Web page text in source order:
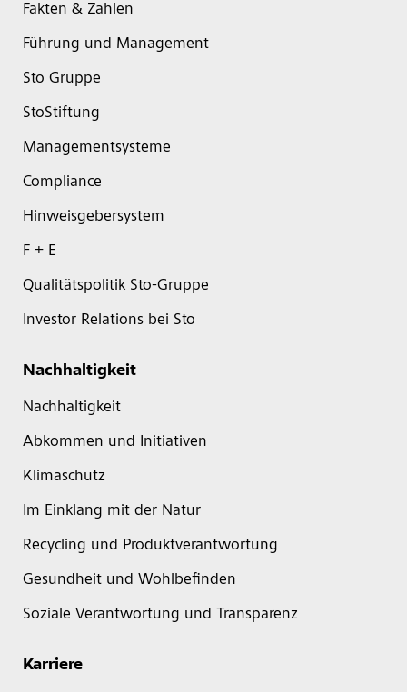
Fakten & Zahlen
Führung und Management
Sto Gruppe
StoStiftung
Managementsysteme
Compliance
Hinweisgebersystem
F + E
Qualitätspolitik Sto-Gruppe
Investor Relations bei Sto
Nachhaltigkeit
Nachhaltigkeit
Abkommen und Initiativen
Klimaschutz
Im Einklang mit der Natur
Recycling und Produktverantwortung
Gesundheit und Wohlbefinden
Soziale Verantwortung und Transparenz
Karriere